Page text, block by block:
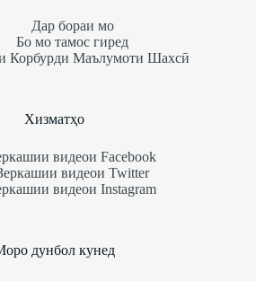
Дар бораи мо
Бо мо тамос гиред
Корбурди Маълумоти Шахсӣ
Хизматҳо
видеои Facebook
видеои Twitter
видеои Instagram
дунбол кунед